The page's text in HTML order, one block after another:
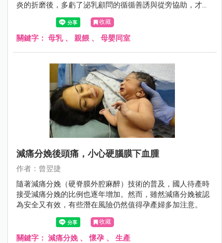
炎的折磨後，多虧了泌乳顧問的循循善誘與從旁協助，才讓
小如走過這段歷盡艱辛的「乳牛人生」。然而，重回工作崗
位的她，因為職場環境的不便與母嬰作息的不同而感到身心
俱疲，也不禁萌生了「退奶」的念頭。但是來自親友的壓
收藏
關鍵字： 母乳、 親餵 、 母嬰同室
減痛分娩後頭痛，小心硬腦膜下血腫
作者：曾翌捷
隨著減痛分娩（硬脊膜外腔麻醉）技術的普及，國人待產時
接受減痛分娩的比例也逐年增加。然而，雖然減痛分娩被認
為安全又有效，有些潛在風險仍然值得孕產婦多加注意。
收藏
關鍵字： 減痛分娩、懷孕 、 生產